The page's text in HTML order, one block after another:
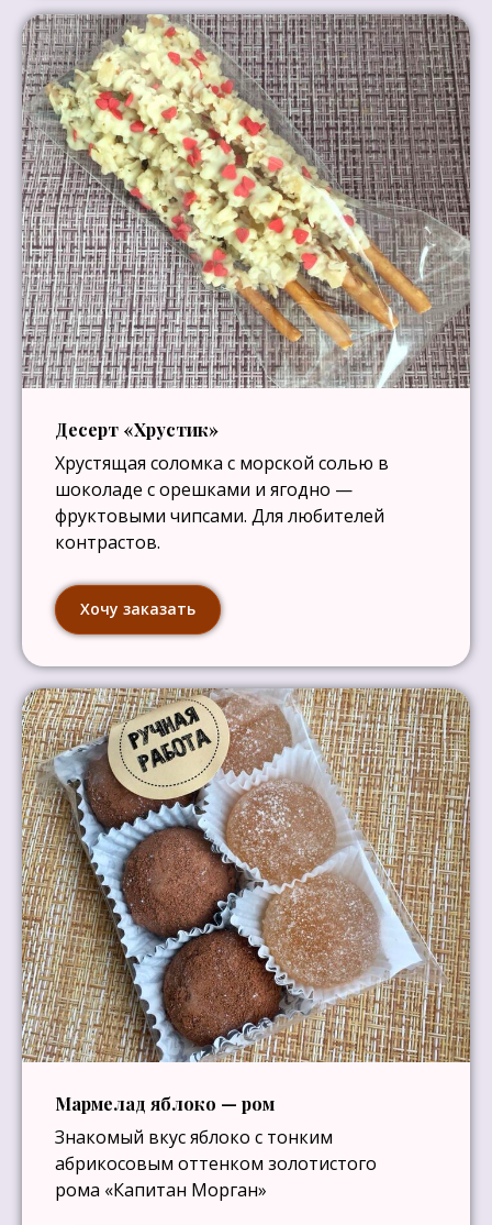
Десерт «Хрустик»
Хрустящая соломка с морской солью в
шоколаде с орешками и ягодно —
фруктовыми чипсами. Для любителей
контрастов.
Хочу заказать
Мармелад яблоко — ром
Знакомый вкус яблоко с тонким
абрикосовым оттенком золотистого
рома «Капитан Морган»